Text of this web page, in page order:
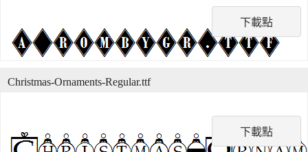
下載點
下載點
Christmas-Ornaments-Regular.ttf